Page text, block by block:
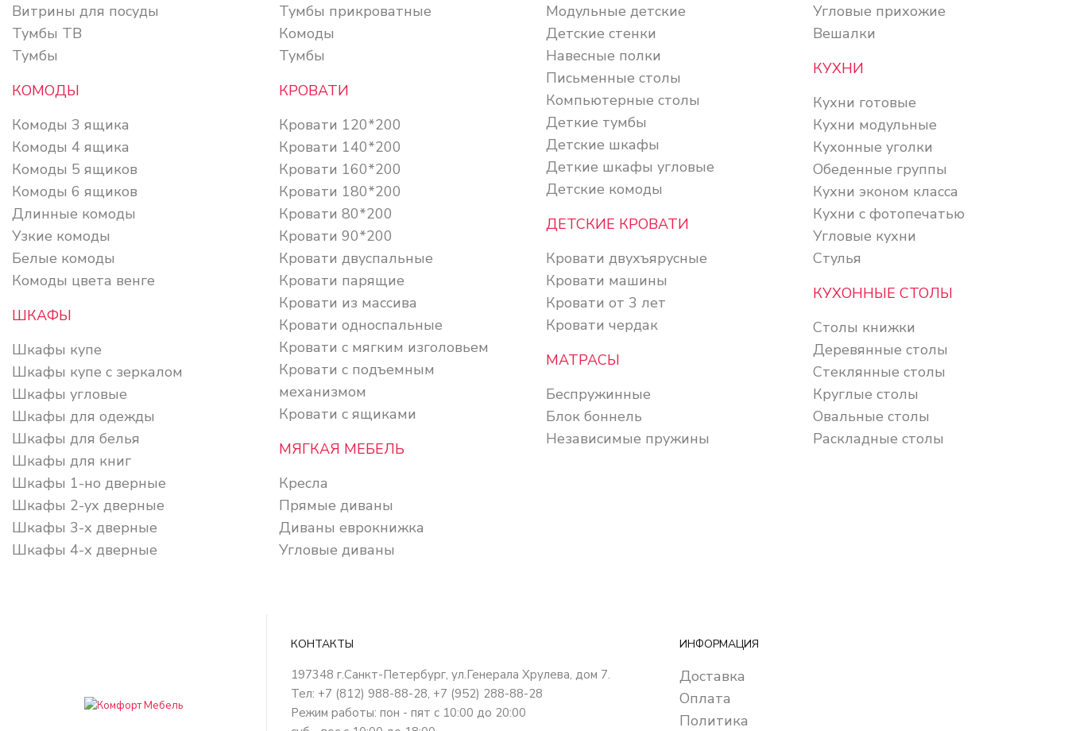
Витрины для посуды
Тумбы ТВ
Тумбы
КОМОДЫ
Комоды 3 ящика
Комоды 4 ящика
Комоды 5 ящиков
Комоды 6 ящиков
Длинные комоды
Узкие комоды
Белые комоды
Комоды цвета венге
ШКАФЫ
Шкафы купе
Шкафы купе с зеркалом
Шкафы угловые
Шкафы для одежды
Шкафы для белья
Шкафы для книг
Шкафы 1-но дверные
Шкафы 2-ух дверные
Шкафы 3-х дверные
Шкафы 4-х дверные
Тумбы прикроватные
Комоды
Тумбы
КРОВАТИ
Кровати 120*200
Кровати 140*200
Кровати 160*200
Кровати 180*200
Кровати 80*200
Кровати 90*200
Кровати двуспальные
Кровати парящие
Кровати из массива
Кровати односпальные
Кровати с мягким изголовьем
Кровати с подъемным
механизмом
Кровати с ящиками
МЯГКАЯ МЕБЕЛЬ
Кресла
Прямые диваны
Диваны еврокнижка
Угловые диваны
Модульные детские
Детские стенки
Навесные полки
Письменные столы
Компьютерные столы
Деткие тумбы
Детские шкафы
Деткие шкафы угловые
Детские комоды
ДЕТСКИЕ КРОВАТИ
Кровати двухъярусные
Кровати машины
Кровати от 3 лет
Кровати чердак
МАТРАСЫ
Беспружинные
Блок боннель
Независимые пружины
Угловые прихожие
Вешалки
КУХНИ
Кухни готовые
Кухни модульные
Кухонные уголки
Обеденные группы
Кухни эконом класса
Кухни с фотопечатью
Угловые кухни
Стулья
КУХОННЫЕ СТОЛЫ
Столы книжки
Деревянные столы
Стеклянные столы
Круглые столы
Овальные столы
Раскладные столы
КОНТАКТЫ
197348 г.Санкт-Петербург, ул.Генерала Хрулева, дом 7.
Тел: +7 (812) 988-88-28, +7 (952) 288-88-28
Режим работы: пон - пят с 10:00 до 20:00
ИНФОРМАЦИЯ
Доставка
Оплата
Политика